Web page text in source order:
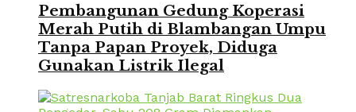
Pembangunan Gedung Koperasi
Merah Putih di Blambangan Umpu
Tanpa Papan Proyek, Diduga
Gunakan Listrik Ilegal